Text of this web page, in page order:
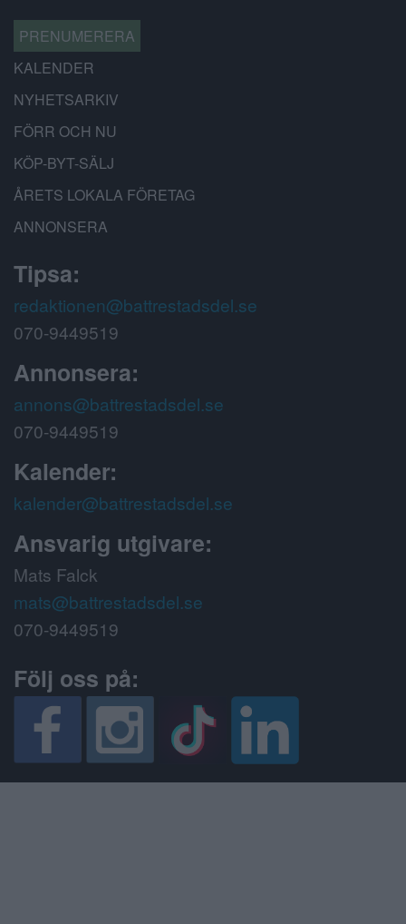
PRENUMERERA
KALENDER
NYHETSARKIV
FÖRR OCH NU
KÖP-BYT-SÄLJ
ÅRETS LOKALA FÖRETAG
ANNONSERA
Tipsa:
redaktionen@battrestadsdel.se
070-9449519
Annonsera:
annons@battrestadsdel.se
070-9449519
Kalender:
kalender@battrestadsdel.se
Ansvarig utgivare:
Mats Falck
mats@battrestadsdel.se
070-9449519
Följ oss på: